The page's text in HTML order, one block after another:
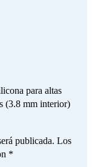
para altas
(3.8 mm interior)
publicada. Los
*